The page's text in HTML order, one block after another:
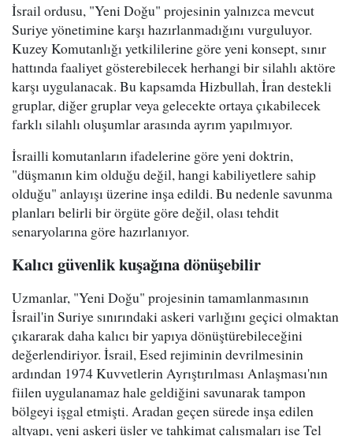
İsrail ordusu, "Yeni Doğu" projesinin yalnızca mevcut
Suriye yönetimine karşı hazırlanmadığını vurguluyor.
Kuzey Komutanlığı yetkililerine göre yeni konsept, sınır
hattında faaliyet gösterebilecek herhangi bir silahlı aktöre
karşı uygulanacak. Bu kapsamda Hizbullah, İran destekli
gruplar, diğer gruplar veya gelecekte ortaya çıkabilecek
farklı silahlı oluşumlar arasında ayrım yapılmıyor.
İsrailli komutanların ifadelerine göre yeni doktrin,
"düşmanın kim olduğu değil, hangi kabiliyetlere sahip
olduğu" anlayışı üzerine inşa edildi. Bu nedenle savunma
planları belirli bir örgüte göre değil, olası tehdit
senaryolarına göre hazırlanıyor.
Kalıcı güvenlik kuşağına dönüşebilir
Uzmanlar, "Yeni Doğu" projesinin tamamlanmasının
İsrail'in Suriye sınırındaki askeri varlığını geçici olmaktan
çıkararak daha kalıcı bir yapıya dönüştürebileceğini
değerlendiriyor. İsrail, Esed rejiminin devrilmesinin
ardından 1974 Kuvvetlerin Ayrıştırılması Anlaşması'nın
fiilen uygulanamaz hale geldiğini savunarak tampon
bölgeyi işgal etmişti. Aradan geçen sürede inşa edilen
altyapı, yeni askeri üsler ve tahkimat çalışmaları ise Tel